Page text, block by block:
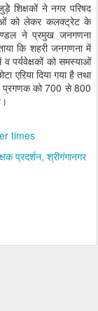
शिक्षकों ने नगर परिषद
को लेकर कलक्ट्रेट के
ने प्रमुख जनगणना
कि शहरी जनगणना में
व पर्यवेक्षकों को समस्याओं
एरिया दिया गया है तथा
प्रगणक को 700 से 800
times
प्रदर्शन श्रीगंगानगर